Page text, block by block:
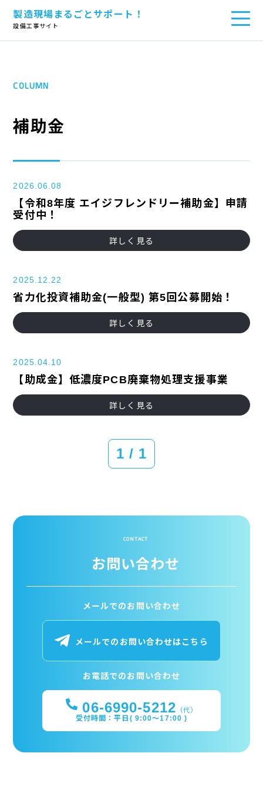
製造現場まるごとサポート！
設備工事サイト
TOP>お役立ちコラム > 補助金
COLUMN
補助金
2026.06.08
【令和8年度 エイジフレンドリー補助金】申請
受付中！
詳しく見る
2025.12.22
省力化投資補助金(一般型) 第5回公募開始！
詳しく見る
2025.04.10
【助成金】低濃度PCB廃棄物処理支援事業
詳しく見る
1 / 1
CONTACT
お問い合わせ
メールでのお問い合わせ
メールでのお問い合わせはこちら
お電話でのお問い合わせ
06-6990-5212 （代）
受付時間：平日( 9:00～17:00 )